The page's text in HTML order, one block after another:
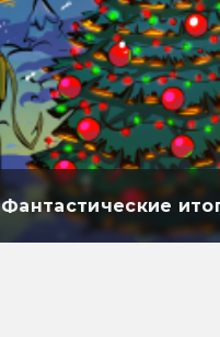
Фантастические